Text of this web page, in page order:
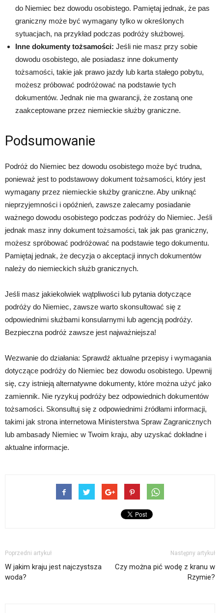
do Niemiec bez dowodu osobistego. Pamiętaj jednak, że pas
graniczny może być wymagany tylko w określonych
sytuacjach, na przykład podczas podróży służbowej.
Inne dokumenty tożsamości: Jeśli nie masz przy sobie
dowodu osobistego, ale posiadasz inne dokumenty
tożsamości, takie jak prawo jazdy lub karta stałego pobytu,
możesz próbować podróżować na podstawie tych
dokumentów. Jednak nie ma gwarancji, że zostaną one
zaakceptowane przez niemieckie służby graniczne.
Podsumowanie
Podróż do Niemiec bez dowodu osobistego może być trudna,
ponieważ jest to podstawowy dokument tożsamości, który jest
wymagany przez niemieckie służby graniczne. Aby uniknąć
nieprzyjemności i opóźnień, zawsze zalecamy posiadanie
ważnego dowodu osobistego podczas podróży do Niemiec. Jeśli
jednak masz inny dokument tożsamości, tak jak pas graniczny,
możesz spróbować podróżować na podstawie tego dokumentu.
Pamiętaj jednak, że decyzja o akceptacji innych dokumentów
należy do niemieckich służb granicznych.
Jeśli masz jakiekolwiek wątpliwości lub pytania dotyczące
podróży do Niemiec, zawsze warto skonsultować się z
odpowiednimi służbami konsularnymi lub agencją podróży.
Bezpieczna podróż zawsze jest najważniejsza!
Wezwanie do działania: Sprawdź aktualne przepisy i wymagania
dotyczące podróży do Niemiec bez dowodu osobistego. Upewnij
się, czy istnieją alternatywne dokumenty, które można użyć jako
zamiennik. Nie ryzykuj podróży bez odpowiednich dokumentów
tożsamości. Skonsultuj się z odpowiednimi źródłami informacji,
takimi jak strona internetowa Ministerstwa Spraw Zagranicznych
lub ambasady Niemiec w Twoim kraju, aby uzyskać dokładne i
aktualne informacje.
Poprzedni artykuł
W jakim kraju jest najczystsza
woda?
Następny artykuł
Czy można pić wodę z kranu w
Rzymie?